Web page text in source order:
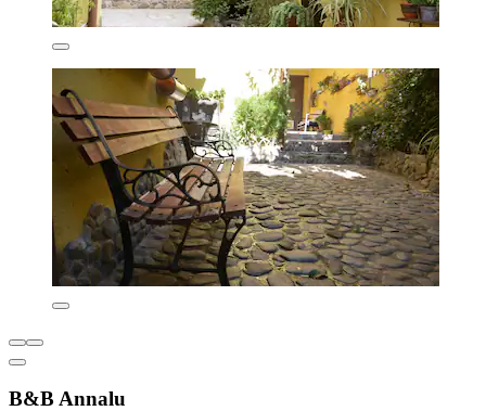
B&B Annalu